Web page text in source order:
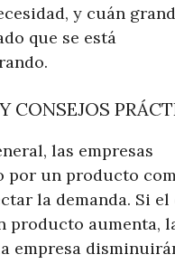
y cuán
que se está
CONSEJOS
las empresas
por un producto
la demanda. Si el
producto aumenta,
empresa